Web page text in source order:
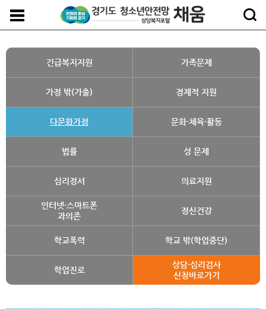
긴급복지지원 가족문제
가정 밖(가출) 경제적 지원
다문화가정 문화·체육·활동
법률 성 문제
심리정서 의료지원
인터넷·스마트폰
과의존
정신건강
학교폭력 학교 밖(학업중단)
학업진로
상담·심리검사
신청바로가기